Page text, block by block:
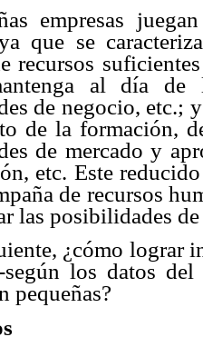
empresas
que se
recursos
al día de
de negocio, etc.;
de la formación,
de mercado y
etc. Este
de recursos
las posibilidades
¿cómo lograr
los datos
pequeñas?